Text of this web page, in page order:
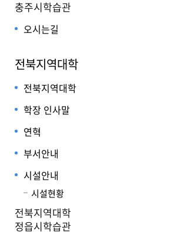
충주시학습관
오시는길
전북지역대학
전북지역대학
학장 인사말
연혁
부서안내
시설안내
시설현황
전북지역대학
정읍시학습관